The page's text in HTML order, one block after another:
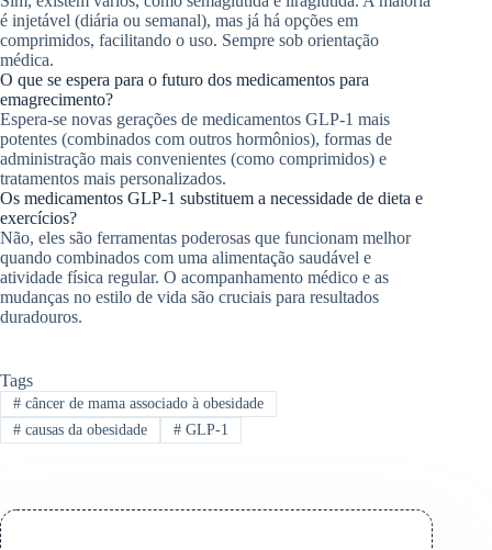
é injetável (diária ou semanal), mas já há opções em
comprimidos, facilitando o uso. Sempre sob orientação
médica.
O que se espera para o futuro dos medicamentos para
emagrecimento?
Espera-se novas gerações de medicamentos GLP-1 mais
potentes (combinados com outros hormônios), formas de
administração mais convenientes (como comprimidos) e
tratamentos mais personalizados.
Os medicamentos GLP-1 substituem a necessidade de dieta e
exercícios?
Não, eles são ferramentas poderosas que funcionam melhor
quando combinados com uma alimentação saudável e
atividade física regular. O acompanhamento médico e as
mudanças no estilo de vida são cruciais para resultados
duradouros.
Tags
#câncer de mama associado à obesidade
#causas da obesidade #GLP-1